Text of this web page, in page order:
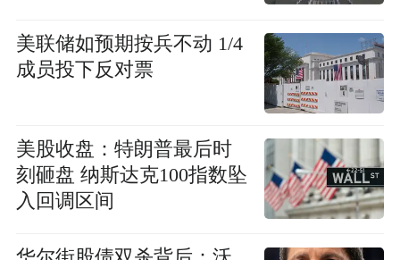
美联储如预期按兵不动 1/4
成员投下反对票
美股收盘：特朗普最后时
刻砸盘 纳斯达克100指数坠
入回调区间